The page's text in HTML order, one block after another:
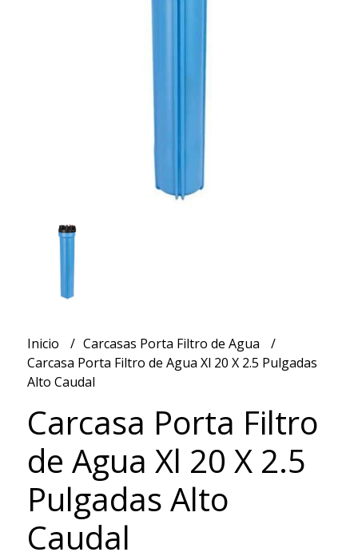
Inicio
Carcasas Porta Filtro de Agua
Carcasa Porta Filtro de Agua Xl 20 X 2.5 Pulgadas
Alto Caudal
Carcasa Porta Filtro
de Agua Xl 20 X 2.5
Pulgadas Alto
Caudal